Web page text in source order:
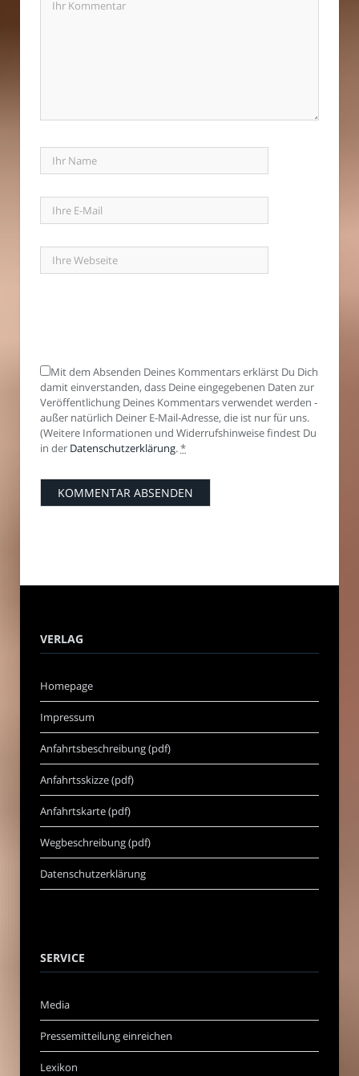
Mit dem Absenden Deines Kommentars erklärst Du Dich
damit einverstanden, dass Deine eingegebenen Daten zur
Veröffentlichung Deines Kommentars verwendet werden -
außer natürlich Deiner E-Mail-Adresse, die ist nur für uns.
(Weitere Informationen und Widerrufshinweise findest Du
in der Datenschutzerklärung.*
VERLAG
Homepage
Impressum
Anfahrtsbeschreibung (pdf)
Anfahrtsskizze (pdf)
Anfahrtskarte (pdf)
Wegbeschreibung (pdf)
Datenschutzerklärung
SERVICE
Media
Pressemitteilung einreichen
Lexikon